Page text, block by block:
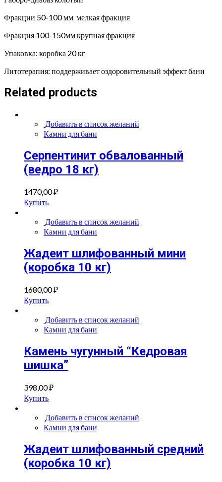
Фракции 50-100 мм мелкая фракция
Фракция 100-150мм крупная фракция
Упаковка: коробка 20 кг
Литотерапия: поддерживает оздоровительный эффект бани
Related products
Добавить в список желаний
Камни для бани
Серпентинит обвалованный
(ведро 18 кг)
1470,00₽
Купить
Добавить в список желаний
Камни для бани
Жадеит шлифованный мини
(коробка 10 кг)
1680,00₽
Купить
Добавить в список желаний
Камни для бани
Камень чугунный “Кедровая
шишка”
398,00₽
Купить
Добавить в список желаний
Камни для бани
Жадеит шлифованный средний
(коробка 10 кг)